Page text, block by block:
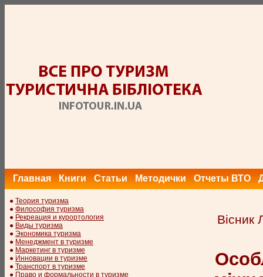
Главная Книги Статьи Методички Отчеты ВТО
● Теория туризма
● Философия туризма
● Рекреация и курортология
● Виды туризма
● Экономика туризма
● Менеджмент в туризме
● Маркетинг в туризме
● Инновации в туризме
● Транспорт в туризме
● Право и формальности в туризме
Вісник